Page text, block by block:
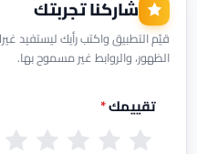
شاركنا تجربتك
قيّم التطبيق واكتب رأيك ليستفيد
الظهور، والروابط غير مسموح بها.
تقييمك*
م
ج
م
ض
س